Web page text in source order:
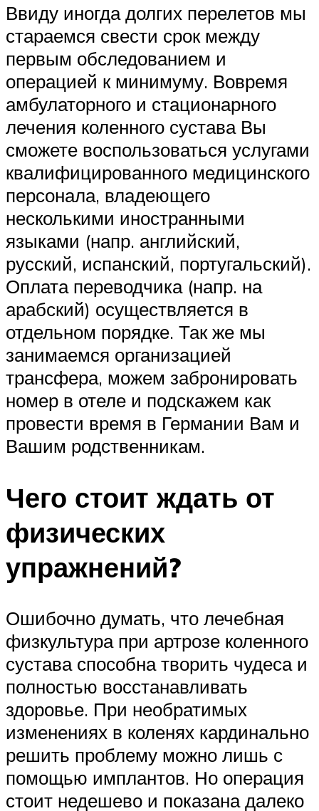
Ввиду иногда долгих перелетов мы
стараемся свести срок между
первым обследованием и
операцией к минимуму. Вовремя
амбулаторного и стационарного
лечения коленного сустава Вы
сможете воспользоваться услугами
квалифицированного медицинского
персонала, владеющего
несколькими иностранными
языками (напр. английский,
русский, испанский, португальский).
Оплата переводчика (напр. на
арабский) осуществляется в
отдельном порядке. Так же мы
занимаемся организацией
трансфера, можем забронировать
номер в отеле и подскажем как
провести время в Германии Вам и
Вашим родственникам.
Чего стоит ждать от
физических
упражнений?
Ошибочно думать, что лечебная
физкультура при артрозе коленного
сустава способна творить чудеса и
полностью восстанавливать
здоровье. При необратимых
изменениях в коленях кардинально
решить проблему можно лишь с
помощью имплантов. Но операция
стоит недешево и показана далеко